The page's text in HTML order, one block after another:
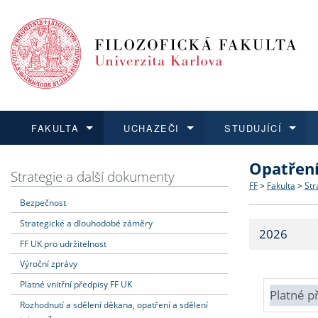
FAKULTA
Dozvědět se více
Struktura
Strategie
Fakultní
UCHAZEČI
Podat přihlášku
Co
Učitelské
STUDUJÍCÍ
Dozvědět se více
Dozvědět se více
O vědě a
Dozvědět se více
Aktuální
Strategie a další dokumenty
Bezpečnost
Strategické a dlouhodobé záměry
FF UK pro udržitelnost
Výroční zprávy
Platné vnitřní předpisy FF UK
Rozhodnutí a sdělení děkana, opatření a sdělení
FF > Fakulta >
2026
Platné